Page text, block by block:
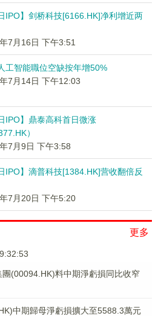
IPO】剑桥科技[6166.HK]净利增近两
7月16日 下午3:51
工智能職位空缺按年增50%
7月14日 下午12:03
IPO】鼎泰高科首日微涨
）
7月9日 下午3:58
IPO】滴普科技[1384.HK]营收翻倍反
7月20日 下午5:20
更多
團(00094.HK)料中期淨虧損同比收窄
中期歸母淨虧損擴大至5588.3萬元